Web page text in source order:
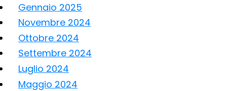
Gennaio 2025
Novembre 2024
Ottobre 2024
Settembre 2024
Luglio 2024
Maggio 2024